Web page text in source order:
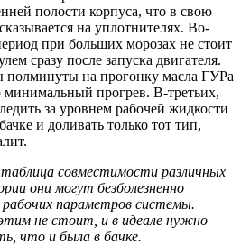
полости корпуса, что в свою
на уплотнителях. Во-
при больших морозах не стоит
сразу после запуска двигателя.
полминуты на прогонку масла ГУРа
минимальный прогрев. В-третьих,
за уровнем рабочей жидкости
и доливать только тот тип,
совместимости различных
они могут безболезненно
параметров системы.
не стоит, и в идеале нужно
что и была в бачке.